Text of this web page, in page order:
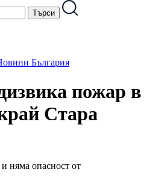
България
пожар в
Стара
няма опасност от